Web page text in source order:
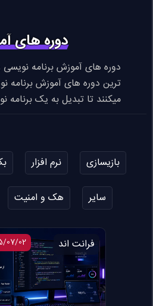
دوره های
دوره های آموزش برنامه
ترین دوره های آموزش
میکنند تا تبدیل به یک
فرانت اند 1405/07/02
نرم افزار بازیسازی
هک و امنیت سایر